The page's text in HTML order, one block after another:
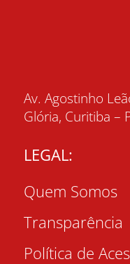
Av. Agostinho
Glória, Curitiba –
LEGAL:
Quem Somos
Transparência
Política de